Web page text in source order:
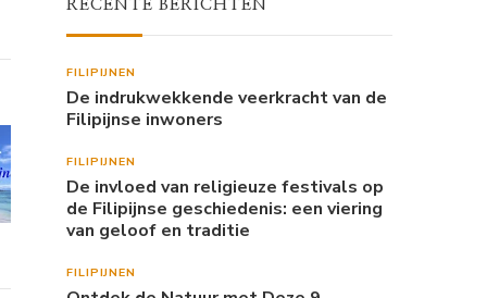
RECENTE BERICHTEN
FILIPIJNEN
De indrukwekkende veerkracht van de
Filipijnse inwoners
FILIPIJNEN
De invloed van religieuze festivals op
de Filipijnse geschiedenis: een viering
van geloof en traditie
FILIPIJNEN